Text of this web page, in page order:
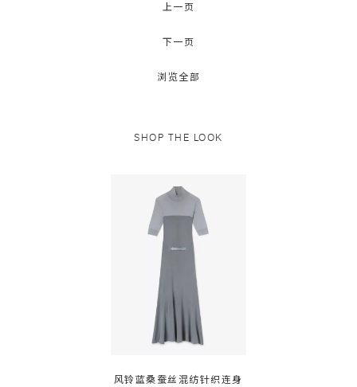
上一页
下一页
浏览全部
SHOP THE LOOK
风铃蓝桑蚕丝混纺针织连身